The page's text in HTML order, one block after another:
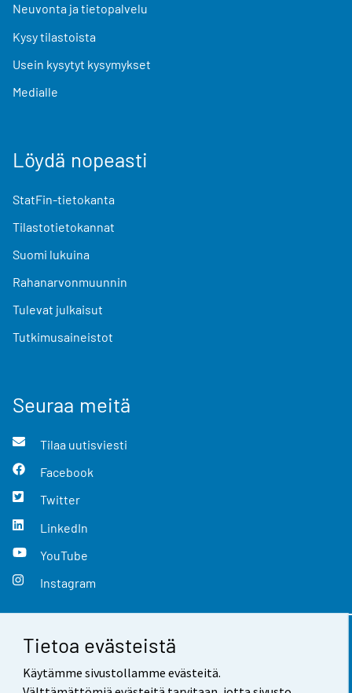
Tietoa evästeistä
Käytämme sivustollamme evästeitä.
Neuvonta ja tietopalvelu
Kysy tilastoista
Usein kysytyt kysymykset
Medialle
Löydä nopeasti
StatFin-tietokanta
Tilastotietokannat
Suomi lukuina
Rahanarvonmuunnin
Tulevat julkaisut
Tutkimusaineistot
Seuraa meitä
Tilaa uutisviesti
Facebook
Twitter
LinkedIn
YouTube
Instagram
Yhteystiedot
Palaute